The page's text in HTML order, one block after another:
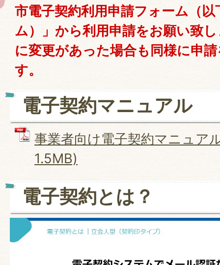
市電子契約利用申請フォーム（
ム）」から利用申請をお願い致
に変更があった場合も同様に申
す。
電子契約マニュアル
事業者向け電子契約マニュア
1.5MB)
電子契約とは？